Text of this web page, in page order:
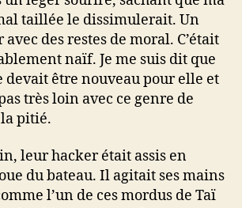
taillée le dissimulerait. Un
des restes de moral. C’était
naïf. Je me suis dit que
devait être nouveau pour elle et
très loin avec ce genre de
la pitié.
leur hacker était assis en
du bateau. Il agitait ses mains
l’un de ces mordus de Taï